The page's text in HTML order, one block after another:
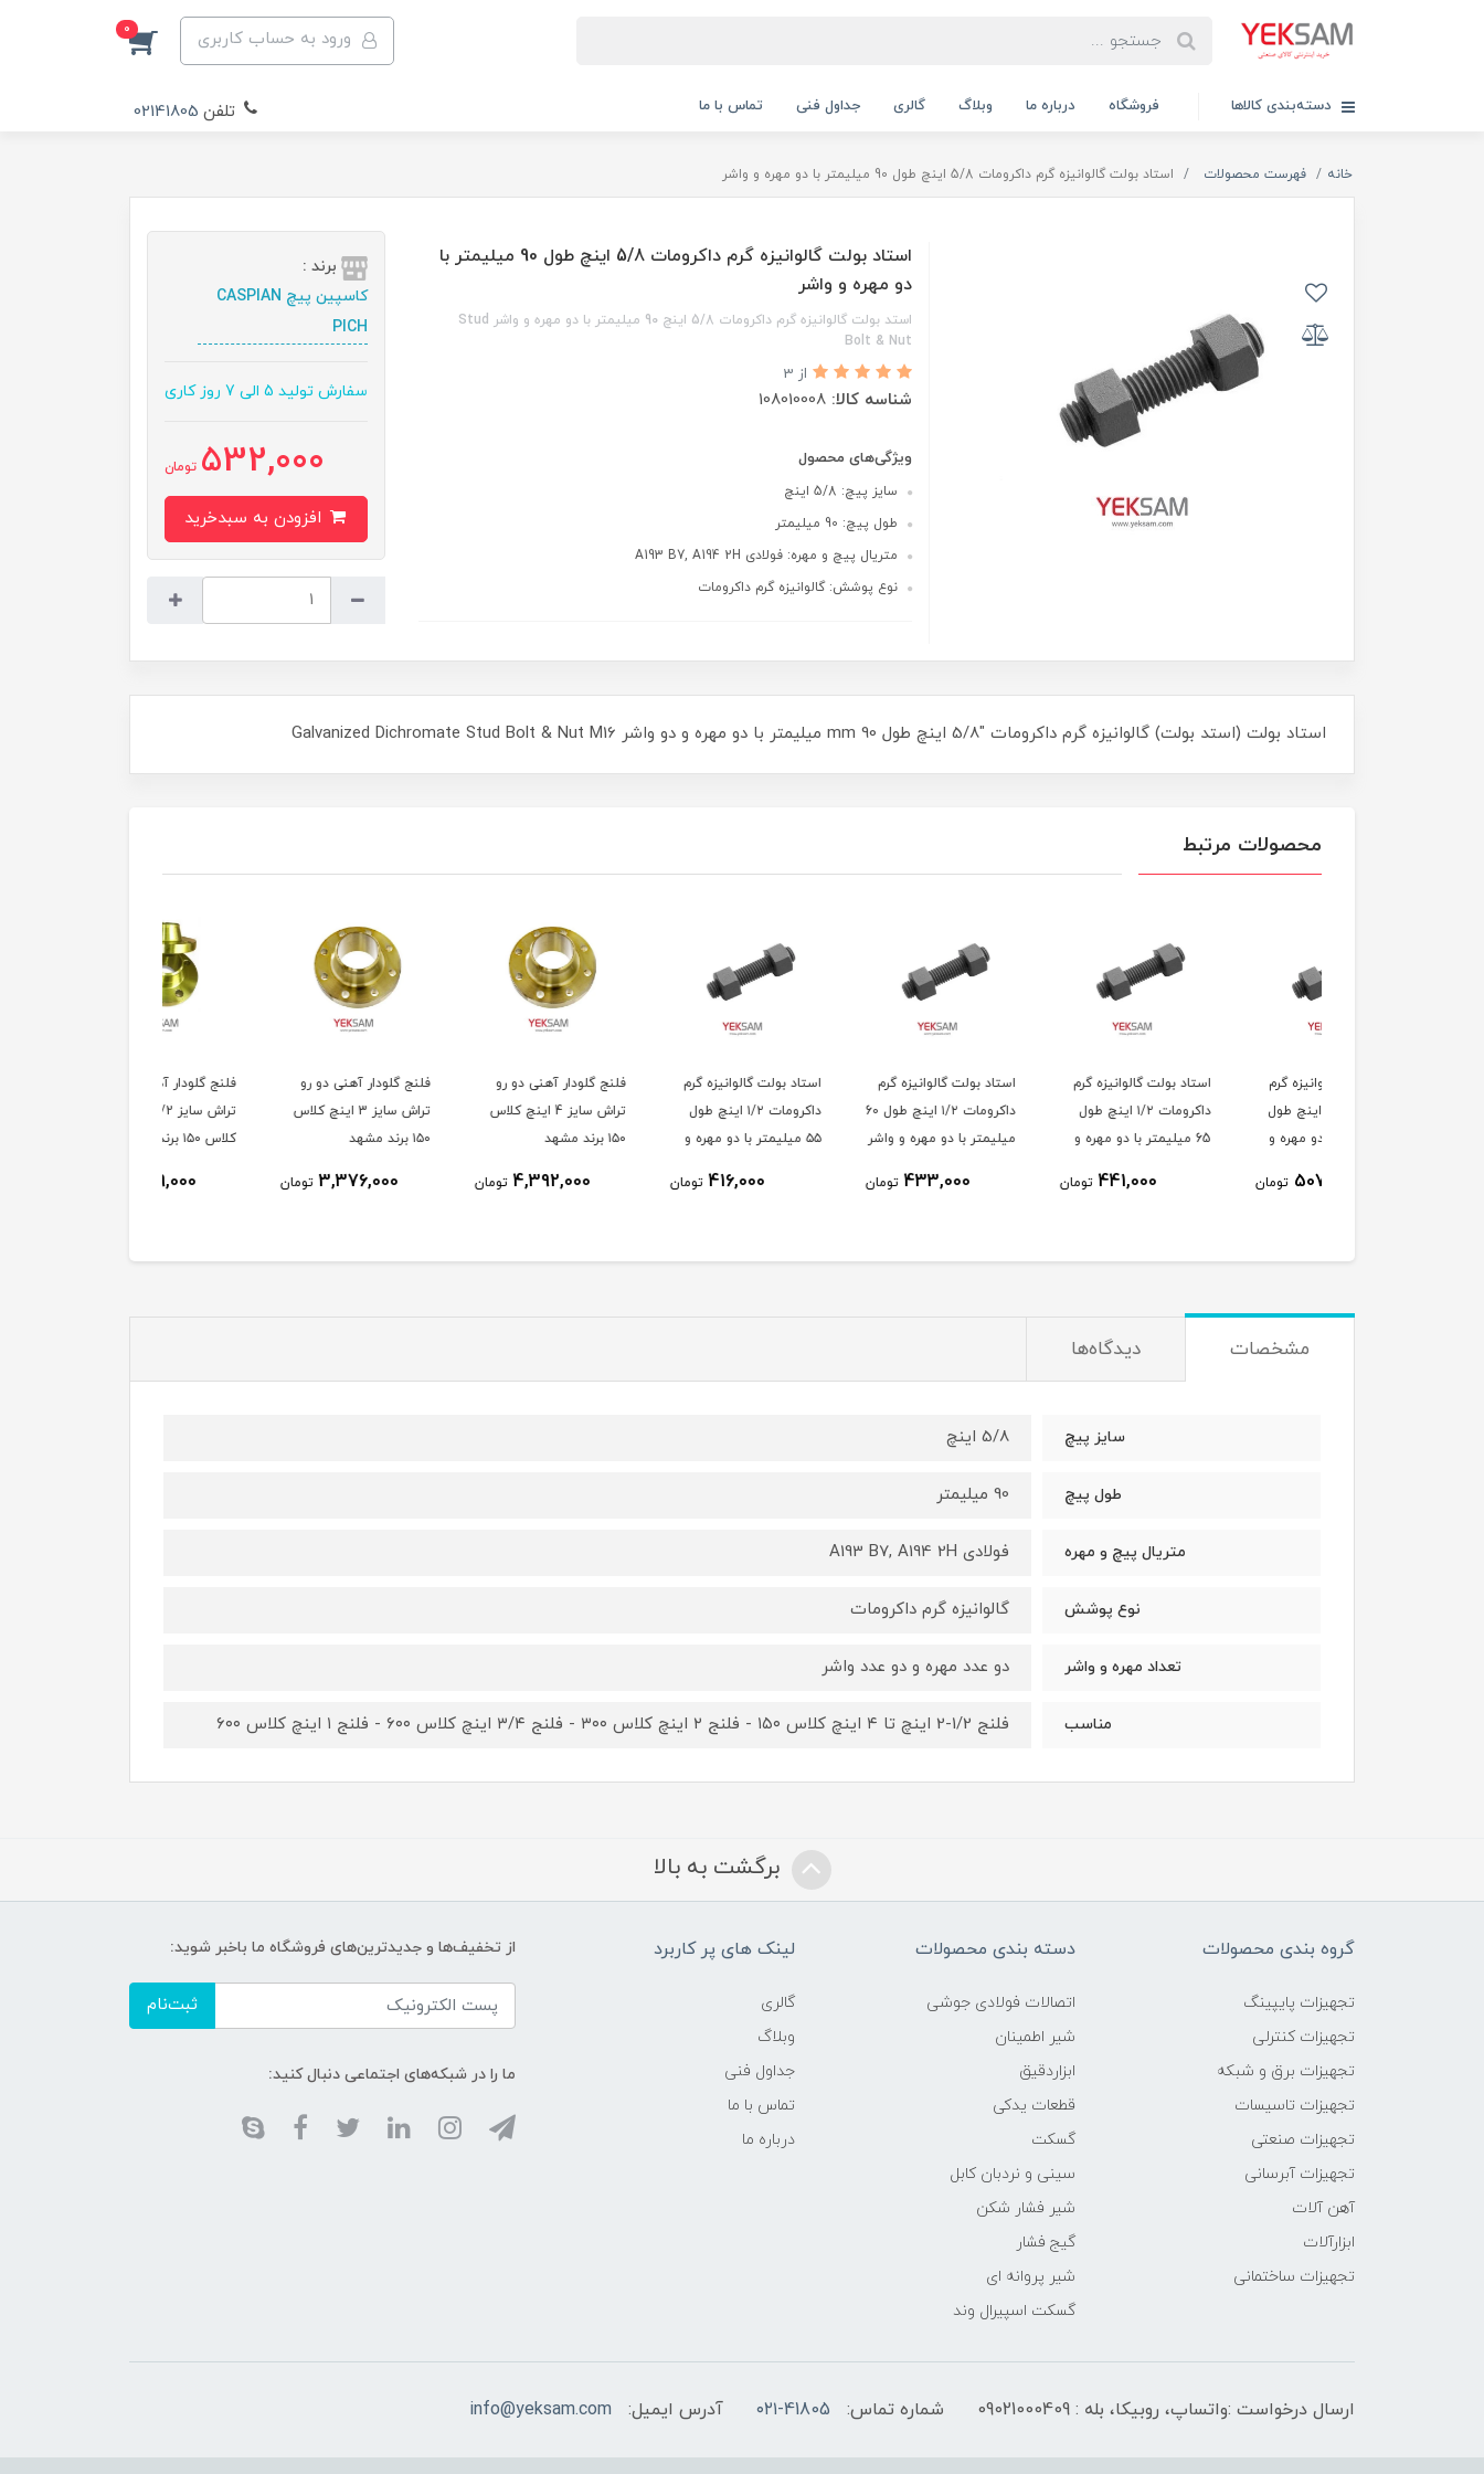
ورود به حساب کاربری 0
دسته‌بندی کالاها فروشگاه درباره ما وبلاگ گالری جداول فنی تماس با ما تلفن 02141805
خانه فهرست محصولات استاد بولت گالوانیزه گرم داکرومات 5/8 اینچ طول 90 میلیمتر با دو مهره و واشر
استاد بولت گالوانیزه گرم داکرومات 5/8 اینچ طول 90 میلیمتر با
دو مهره و واشر
استد بولت گالوانیزه گرم داکرومات 5/8 اینچ 90 میلیمتر با دو مهره و واشر Stud
Bolt & Nut
از 3
شناسه کالا:108010008
ویژگی‌های محصول
سایز پیچ: 5/8 اینچ
طول پیچ: 90 میلیمتر
متریال پیچ و مهره: فولادی A193 B7, A194 2H
نوع پوشش: گالوانیزه گرم داکرومات
برند :
کاسپین پیچ CASPIAN
PICH
سفارش تولید 5 الی 7 روز کاری
532,000 تومان
استاد بولت (استد بولت) گالوانیزه گرم داکرومات "5/8 اینچ طول 90 mm میلیمتر با دو مهره و دو واشر Galvanized Dichromate Stud Bolt & Nut M16
محصولات مرتبط
استاد بولت گالوانیزه گرم
داکرومات ۱/۲ اینچ طول
65 میلیمتر با دو مهره و
تومان
استاد بولت گالوانیزه گرم
داکرومات ۱/۲ اینچ طول 60
میلیمتر با دو مهره و واشر
433,000 تومان
استاد بولت گالوانیزه گرم
داکرومات ۱/۲ اینچ طول
۵۵ میلیمتر با دو مهره و
فلنج گلودار آهنی دو رو
تراش سایز 4 اینچ کلاس
۱۵۰ برند مشهد
4,392,000 تومان
فلنج گلودار آهنی دو رو
تراش سایز 3 اینچ کلاس
3,376,000 تومان
فلنج گلودار آهنی دو رو
تراش سایز 1/2-2 اینچ
3,189,000 تومان
مشخصات دیدگاه‌ها
سایز پیچ 5/8 اینچ
طول پیچ 90 میلیمتر
متریال پیچ و مهره فولادی A193 B7, A194 2H
نوع پوشش گالوانیزه گرم داکرومات
تعداد مهره و واشر دو عدد مهره و دو عدد واشر
مناسب فلنج 1/2-2 اینچ تا ۴ اینچ کلاس ۱۵۰ - فلنج ۲ اینچ کلاس ۳۰۰ - فلنج ۳/۴ اینچ کلاس ۶۰۰ - فلنج ۱ اینچ کلاس ۶۰۰
برگشت به بالا
گروه بندی محصولات
تجهیزات پایپینگ
تجهیزات کنترلی
تجهیزات برق و شبکه
تجهیزات تاسیسات
تجهیزات صنعتی
تجهیزات آبرسانی
آهن آلات
ابزارآلات
تجهیزات ساختمانی
دسته بندی محصولات
اتصالات فولادی جوشی
شیر اطمینان
ابزاردقیق
قطعات یدکی
گسکت
سینی و نردبان کابل
شیر فشار شکن
گیج فشار
شیر پروانه ای
گسکت اسپیرال وند
لینک های پر کاربرد
گالری
وبلاگ
جداول فنی
تماس با ما
درباره ما
از تخفیف‌ها و جدیدترین‌های فروشگاه ما باخبر شوید:
ثبت‌نام
ما را در شبکه‌های اجتماعی دنبال کنید:
ارسال درخواست :واتساپ، روبیکا، بله : 09021000409 شماره تماس: ۰۲۱-41805 آدرس ایمیل: info@yeksam.com